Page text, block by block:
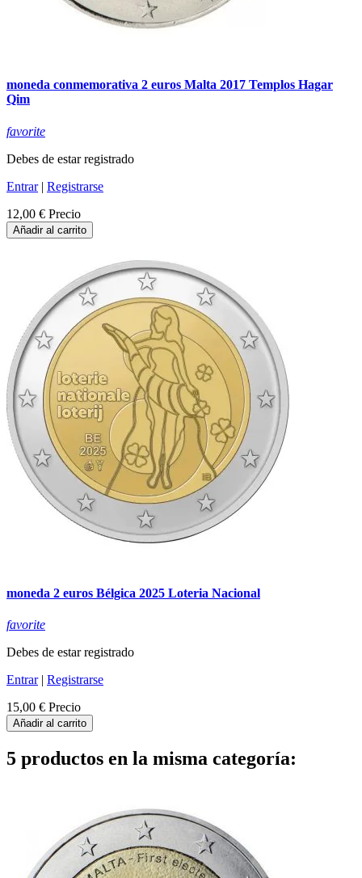
moneda conmemorativa 2 euros Malta 2017 Templos Hagar
Qim
favorite
Debes de estar registrado
Entrar| Registrarse
12,00 € Precio
Añadir al carrito
moneda 2 euros Bélgica 2025 Loteria Nacional
favorite
Debes de estar registrado
Entrar| Registrarse
15,00 € Precio
Añadir al carrito
5 productos en la misma categoría: